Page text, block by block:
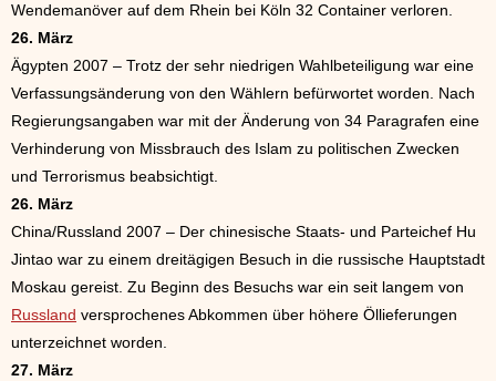
Wendemanöver auf dem Rhein bei Köln 32 Container verloren.
26. März
Ägypten 2007 – Trotz der sehr niedrigen Wahlbeteiligung war eine
Verfassungsänderung von den Wählern befürwortet worden. Nach
Regierungsangaben war mit der Änderung von 34 Paragrafen eine
Verhinderung von Missbrauch des Islam zu politischen Zwecken
und Terrorismus beabsichtigt.
26. März
China/Russland 2007 – Der chinesische Staats- und Parteichef Hu
Jintao war zu einem dreitägigen Besuch in die russische Hauptstadt
Moskau gereist. Zu Beginn des Besuchs war ein seit langem von
Russland versprochenes Abkommen über höhere Öllieferungen
unterzeichnet worden.
27. März